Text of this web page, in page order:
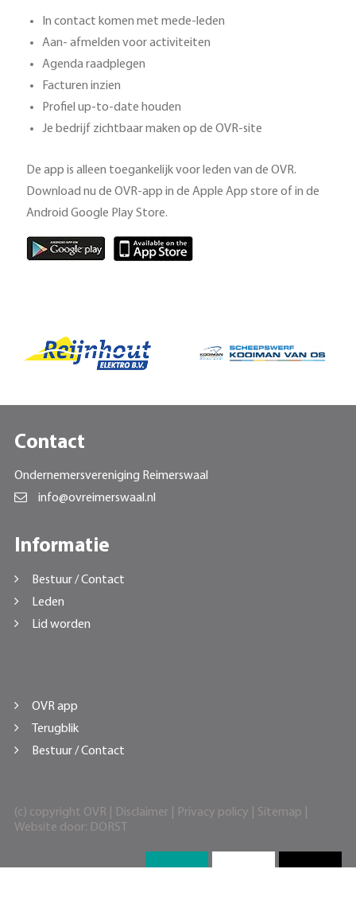
In contact komen met mede-leden
Aan- afmelden voor activiteiten
Agenda raadplegen
Facturen inzien
Profiel up-to-date houden
Je bedrijf zichtbaar maken op de OVR-site
De app is alleen toegankelijk voor leden van de OVR.
Download nu de OVR-app in de Apple App store of in de
Android Google Play Store.
Contact
Ondernemersvereniging Reimerswaal
info@ovreimerswaal.nl
Informatie
Bestuur / Contact
Leden
Lid worden
OVR app
Terugblik
Bestuur / Contact
(c) copyright OVR | Disclaimer| Privacy policy Sitemap
Website door: DORST